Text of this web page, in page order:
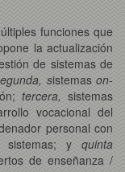
funciones que
la actualización
de sistemas de
sistemas on-
tercera, sistemas
vocacional del
personal con
sistemas; y quinta
de enseñanza /